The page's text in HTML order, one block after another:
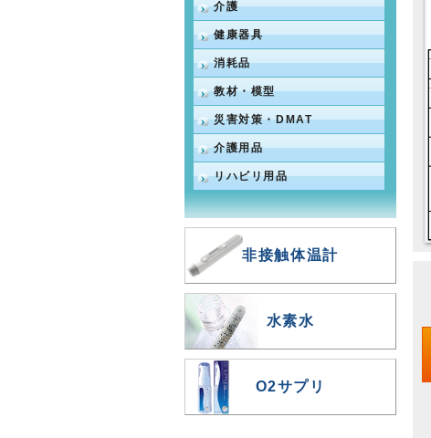
介護
健康器具
消耗品
教材・模型
災害対策・DMAT
介護用品
リハビリ用品
非接触体温計
水素水
O2サプリ